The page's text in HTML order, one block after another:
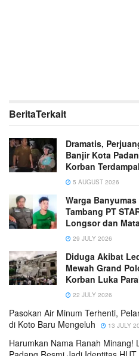
BeritaTerkait
Dramatis,
Banjir Kota
Korban
5 AUGUST 2026
Warga
Tambang PT
Longsor dan
29 JULY 2026
Diduga Akibat
Mewah Grand
Korban Luka
22 JULY 2026
Pasokan Air Minum Terhenti,
di Koto Baru Mengeluh
13 JULY
Harumkan Nama Ranah Minang!